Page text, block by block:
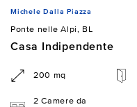
Michele Dalla Piazza
Ponte nelle Alpi, BL
Casa Indipendente
200 mq
2 Camere da